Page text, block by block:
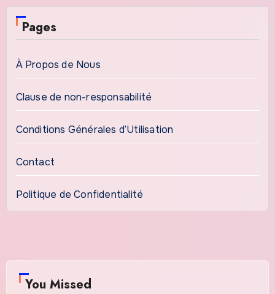
Pages
À Propos de Nous
Clause de non-responsabilité
Conditions Générales d’Utilisation
Contact
Politique de Confidentialité
You Missed